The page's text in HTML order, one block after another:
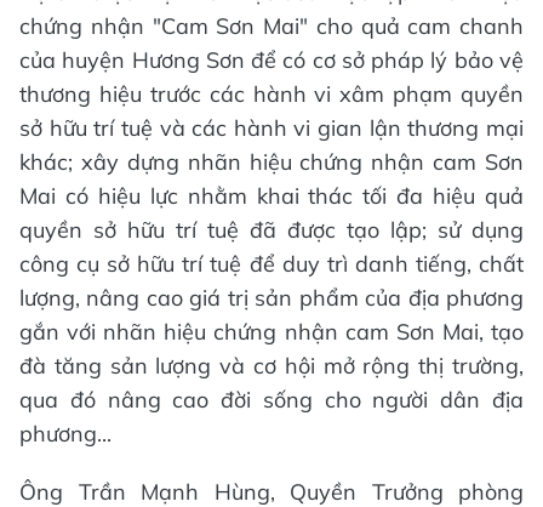
chứng nhận "Cam Sơn Mai" cho quả cam chanh
của huyện Hương Sơn để có cơ sở pháp lý bảo vệ
thương hiệu trước các hành vi xâm phạm quyền
sở hữu trí tuệ và các hành vi gian lận thương mại
khác; xây dựng nhãn hiệu chứng nhận cam Sơn
Mai có hiệu lực nhằm khai thác tối đa hiệu quả
quyền sở hữu trí tuệ đã được tạo lập; sử dụng
công cụ sở hữu trí tuệ để duy trì danh tiếng, chất
lượng, nâng cao giá trị sản phẩm của địa phương
gắn với nhãn hiệu chứng nhận cam Sơn Mai, tạo
đà tăng sản lượng và cơ hội mở rộng thị trường,
qua đó nâng cao đời sống cho người dân địa
phương...
Ông Trần Mạnh Hùng, Quyền Trưởng phòng